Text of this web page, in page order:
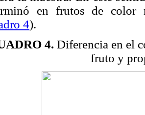
en frutos de color
4).
4. Diferencia en el
fruto y